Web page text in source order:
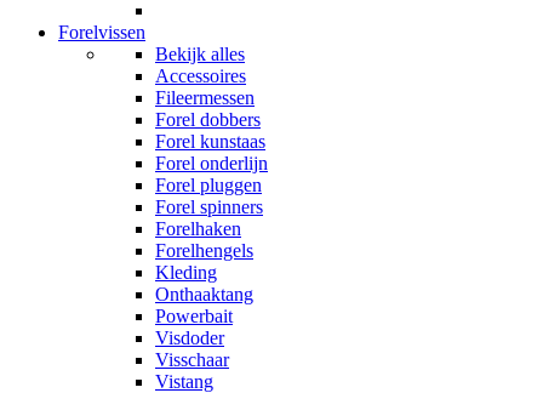
Forelvissen
Bekijk alles
Accessoires
Fileermessen
Forel dobbers
Forel kunstaas
Forel onderlijn
Forel pluggen
Forel spinners
Forelhaken
Forelhengels
Kleding
Onthaaktang
Powerbait
Visdoder
Visschaar
Vistang